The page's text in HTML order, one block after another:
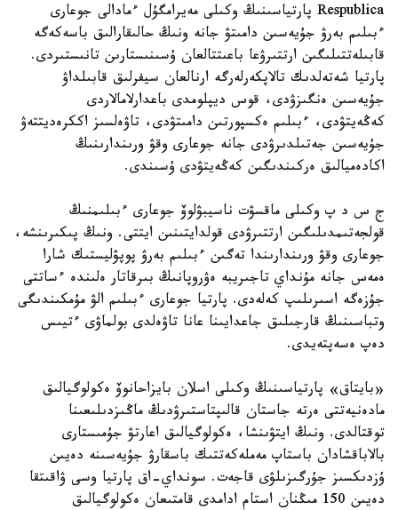
Respublica پارتياسىنىڭ وكىلى مەيرامگۇل ءمادالى جوعارى
ءبىلىم بەرۋ جۇيەسىن دامىتۋ جانە ونىڭ حالىقارالىق باسەكەگە
قابىلەتتىلىگىن ارتتىرۋعا باعىتتالعان ۇسىنىستارىن تانىستىردى.
پارتيا شەتەلدىك تالاپكەرلەرگە ارنالعان سيفرلىق قابىلداۋ
جۇيەسىن ەنگىزۋدى، قوس ديپلومدى باعدارلامالاردى
كەڭەيتۋدى، ءبىلىم ەكسپورتىن دامىتۋدى، تاۋەلسىز اككرەديتتەۋ
جۇيەسىن جەتىلدىرۋدى جانە جوعارى وقۋ ورىندارىنىڭ
اكادەميالىق ەركىندىگىن كەڭەيتۋدى ۇسىندى.
ج س د پ وكىلى ماقسۋت ناسيبۋلوۆ جوعارى ءبىلىمنىڭ
قولجەتىمدىلىگىن ارتتىرۋدى قولدايتىنىن ايتتى. ونىڭ پىكىرىنشە،
جوعارى وقۋ ورىندارىندا تەگىن ءبىلىم بەرۋ پوپۋليستىك شارا
ەمەس جانە مۇنداي تاجىريبە ەۋروپانىڭ بىرقاتار ەلىندە ءساتتى
جۇزەگە اسىرىلىپ كەلەدى. پارتيا جوعارى ءبىلىم الۋ مۇمكىندىگى
وتباسىنىڭ قارجىلىق جاعدايىنا عانا تاۋەلدى بولماۋى ءتيىس
دەپ ەسەپتەيدى.
«بايتاق» پارتياسىنىڭ وكىلى اسلان بايزاحانوۆ ەكولوگيالىق
مادەنيەتتى ەرتە جاستان قالىپتاستىرۋدىڭ ماڭىزدىلىعىنا
توقتالدى. ونىڭ ايتۋىنشا، ەكولوگيالىق اعارتۋ جۇمىستارى
بالاباقشادان باستاپ مەملەكەتتىك باسقارۋ جۇيەسىنە دەيىن
ۇزدىكسىز جۇرگىزىلۋى قاجەت. سونداي-اق پارتيا وسى ۋاقىتقا
دەيىن 150 مىڭنان استام ادامدى قامتىعان ەكولوگيالىق